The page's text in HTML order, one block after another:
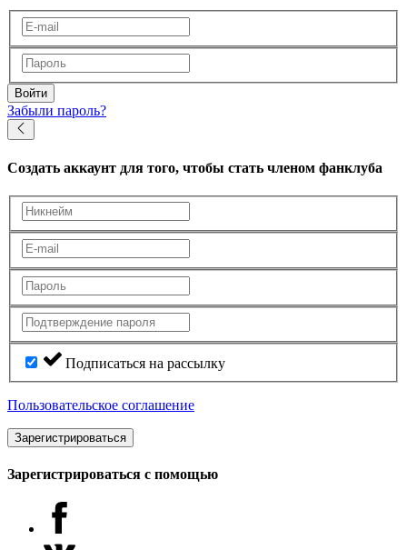
Войти
Забыли пароль?
Создать аккаунт для того, чтобы стать членом фанклуба
Подписаться на рассылку
Пользовательское соглашение
Зарегистрироваться
Зарегистрироваться с помощью